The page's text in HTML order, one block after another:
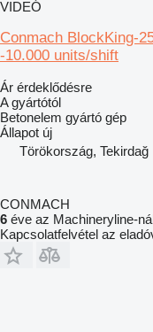
VIDEÓ
Conmach BlockKing-
-10.000 units/shift
Ár érdeklődésre
A gyártótól
Betonelem gyártó gép
Állapot új
Törökország, Tekirdağ
CONMACH
6 éve az Machineryline-
Kapcsolatfelvétel az